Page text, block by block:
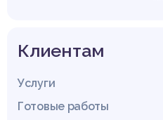
Клиентам
Услуги
Готовые работы